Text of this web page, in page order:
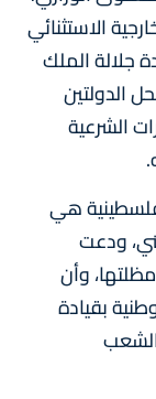
الاستثنائي
جلالة الملك
الدولتين
الشرعية
هي
ودعت
وأن
بقيادة